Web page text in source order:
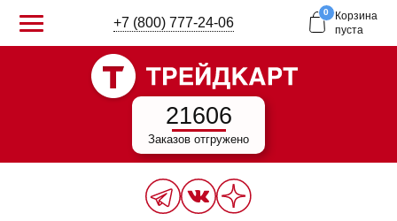
+7 (800) 777-24-06
0
Корзина
пуста
21606
Заказов отгружено